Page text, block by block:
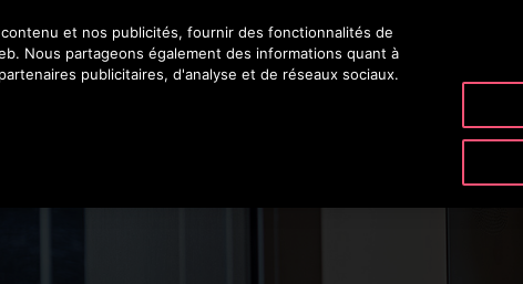
et nos publicités, fournir des fonctionnalités de
Nous partageons également des informations quant à
publicitaires, d'analyse et de réseaux sociaux.